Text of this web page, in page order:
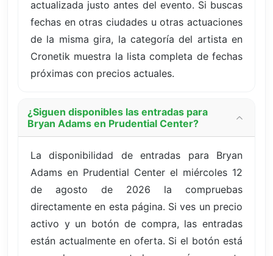
actualizada justo antes del evento. Si buscas
fechas en otras ciudades u otras actuaciones
de la misma gira, la categoría del artista en
Cronetik muestra la lista completa de fechas
próximas con precios actuales.
¿Siguen disponibles las entradas para
Bryan Adams en Prudential Center?
La disponibilidad de entradas para Bryan
Adams en Prudential Center el miércoles 12
de agosto de 2026 la compruebas
directamente en esta página. Si ves un precio
activo y un botón de compra, las entradas
están actualmente en oferta. Si el botón está